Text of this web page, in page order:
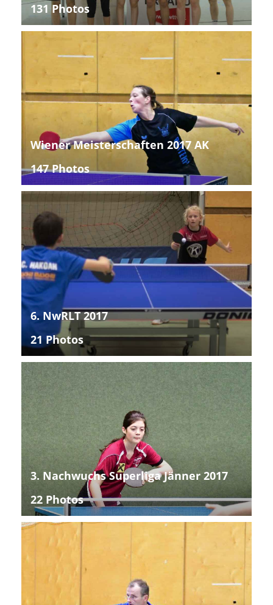
131 Photos
Wiener Meisterschaften 2017 AK
147 Photos
6. NwRLT 2017
21 Photos
3. Nachwuchs Superliga Jänner 2017
22 Photos